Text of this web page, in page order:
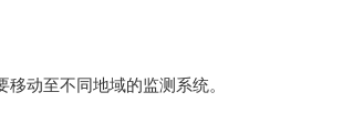
动至不同地域的监测系统。